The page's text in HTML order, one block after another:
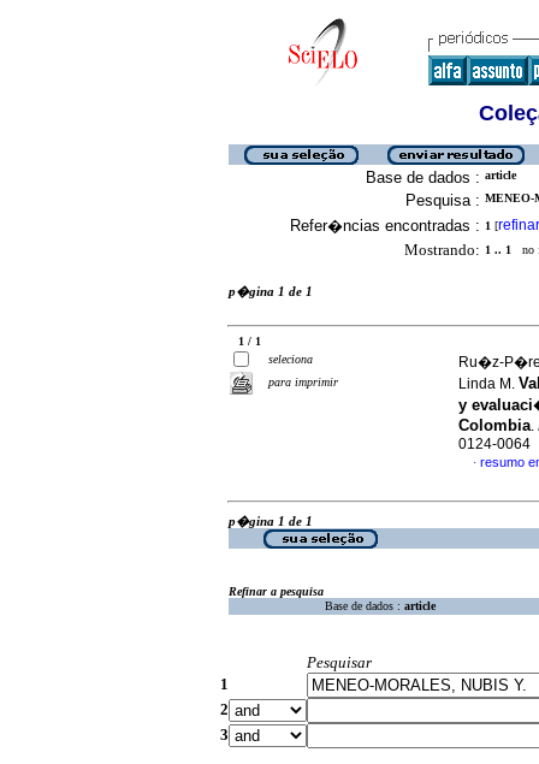
Base de dados : article
Pesquisa : MENEO-
Refer�ncias encontradas : 1 [refinar
Mostrando: 1 .. 1 no
p�gina 1 de 1
1 / 1
seleciona
para imprimir
Ru�z-
Linda M.
y
Colombia.
0124-0064
· resumo
p�gina 1 de 1
Refinar a pesquisa
Base de dados : article
Pesquisar
1
2
3